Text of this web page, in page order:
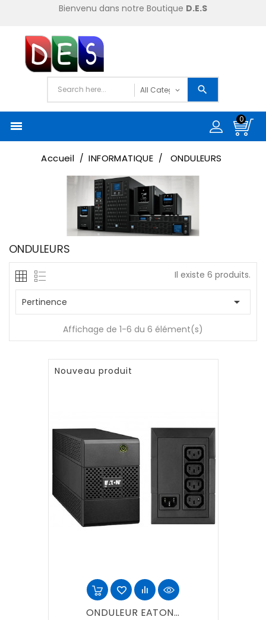
Bienvenu dans notre Boutique D.E.S

0
Accueil INFORMATIQUE ONDULEURS
ONDULEURS
Il existe 6 produits.
Pertinence 
Affichage de 1-6 du 6 élément(s)
Nouveau produit
ONDULEUR EATON...